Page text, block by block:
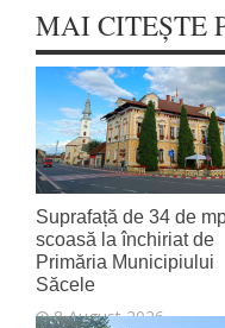
MAI CITEȘTE
Suprafață de 34 de
scoasă la închiriat de
Primăria Municipiului
Săcele
8 August 2026